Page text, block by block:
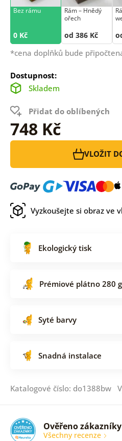
Bez rámu
0 Kč
Rám –⁠⁠⁠⁠⁠⁠ Hnědý
ořech
od 386 Kč
*cena doplňků bude
Dostupnost:
Skladem
Přidat do oblíbených
748 Kč
VLOŽIT
Vyzkoušejte si obraz ve
Ekologický tisk
Prémiové plátno 280
Syté barvy
Snadná instalace
Katalogové číslo: do1388bw
Ověřeno zákazníky
Všechny recenze